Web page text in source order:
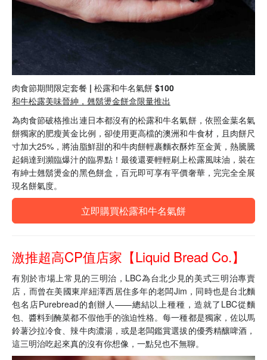
肉食節期間限定套餐 | 松露和牛名氣餅 $100
和牛松露美味晉紳，翹鬍燙金餅盒限量推出
為肉食節破格推出連日本都沒有的松露和牛名氣餅，依照金葉名氣
餅獨家的肥瘦黃金比例，卻使用更高檔的澳洲和牛食材，且肉餅尺
寸加大25%，將油脂鮮甜的和牛肉餅輕裹麵衣酥炸至金黃，熱騰騰
起鍋達到瀕臨爆汁的臨界點！最後還要輕輕刷上松露風味油，裝在
有紳士翹鬍燙金的黑色餅盒，百元即可享有平價奢華，完完全全展
現名餅氣度。
立即購買松露和牛名氣餅
激推超高CP值店家【Liquid Bread Co.】
有別於市場上常見的三明治，LBC為台北少見的美式三明治專賣
店，而曾在美國東岸紐澤西居住多年的老闆Jim，同時也是台北麵
包名店Purebread的創辦人——總結以上種種，造就了LBC從麵
包、醬料到醃菜都不假他手的強迫性格。每一種都是獨家，佐以馬
鈴薯沙拉冷食、辣牛肉濃湯，或是老闆鑑賞選拔的優秀精釀啤酒，
這三明治吃起來真的沒有你想像，一點兒也不無聊。